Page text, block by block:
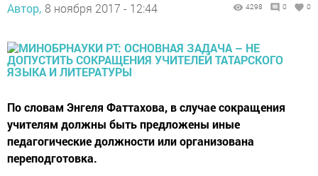
Автор, 8 ноября 2017 - 12:44 4298 0 0
По словам Энгеля Фаттахова, в случае сокращения
учителям должны быть предложены иные
педагогические должности или организована
переподготовка.